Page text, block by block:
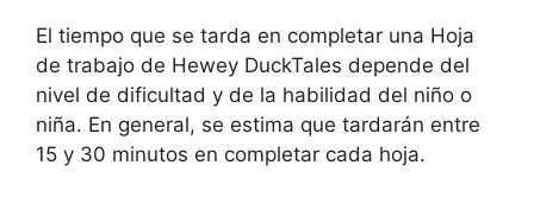
El tiempo que se tarda en completar una Hoja
de trabajo de Hewey DuckTales depende del
nivel de dificultad y de la habilidad del niño o
niña. En general, se estima que tardarán entre
15 y 30 minutos en completar cada hoja.